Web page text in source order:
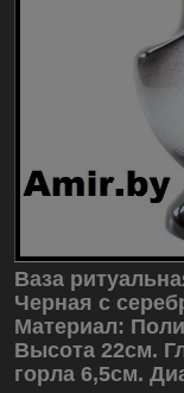
Ваза
Черная с
Материал:
Высота 22см.
горла 6,5см.